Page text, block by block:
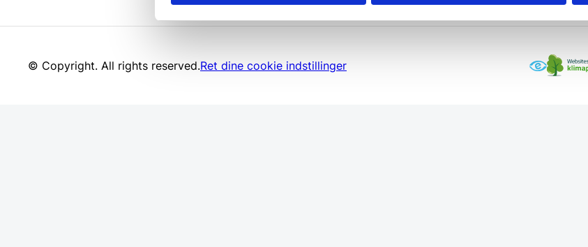
© Copyright. All rights reserved.Ret dine cookie indstillinger